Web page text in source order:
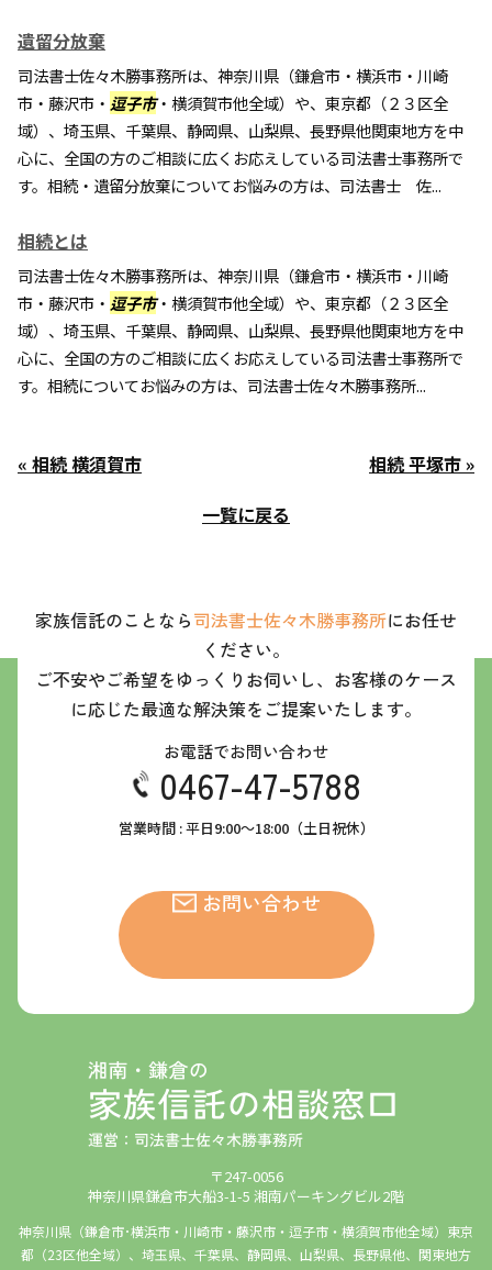
遺留分放棄
司法書士佐々木勝事務所は、神奈川県（鎌倉市・横浜市・川崎
市・藤沢市・ 逗子市・横須賀市他全域）や、東京都（２３区全
域）、埼玉県、千葉県、静岡県、山梨県、長野県他関東地方を中
心に、全国の方のご相談に広くお応えしている司法書士事務所で
す。相続・遺留分放棄についてお悩みの方は、司法書士 佐...
相続とは
司法書士佐々木勝事務所は、神奈川県（鎌倉市・横浜市・川崎
市・藤沢市・ 逗子市・横須賀市他全域）や、東京都（２３区全
域）、埼玉県、千葉県、静岡県、山梨県、長野県他関東地方を中
心に、全国の方のご相談に広くお応えしている司法書士事務所で
す。相続についてお悩みの方は、司法書士佐々木勝事務所...
« 相続 横須賀市
相続 平塚市 »
一覧に戻る
家族信託のことなら司法書士佐々木勝事務所にお任せ
ください。
ご不安やご希望をゆっくりお伺いし、お客様のケース
に応じた最適な解決策をご提案いたします。
お電話でお問い合わせ
0467-47-5788
営業時間 : 平日9:00～18:00（土日祝休）
お問い合わせ
〒247-0056
神奈川県鎌倉市大船3-1-5 湘南パーキングビル2階
神奈川県（鎌倉市･横浜市・川崎市・藤沢市・逗子市・横須賀市他全域）東京
都（23区他全域）、埼玉県、千葉県、静岡県、山梨県、長野県他、関東地方